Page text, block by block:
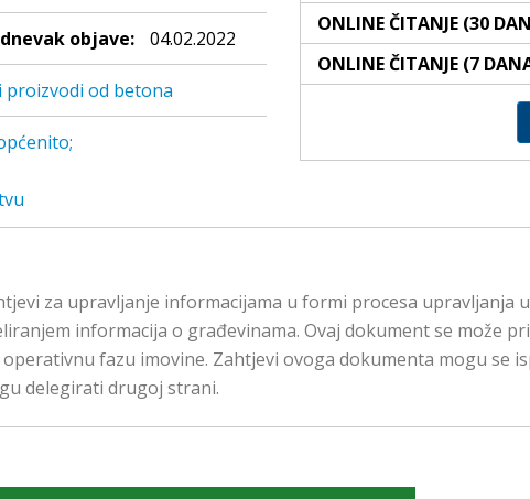
objave: 04.02.2022
proizvodi od betona
ONLINE ČITANJE (30
ONLINE ČITANJE (7
za upravljanje informacijama u formi procesa
informacija o građevinama. Ovaj dokument se može
fazu imovine. Zahtjevi ovoga dokumenta mogu se
delegirati drugoj strani.